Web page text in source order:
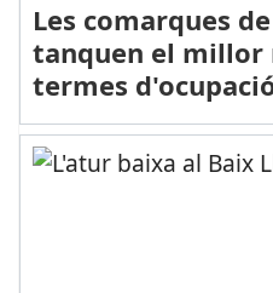
Les comarques
tanquen el millor
termes